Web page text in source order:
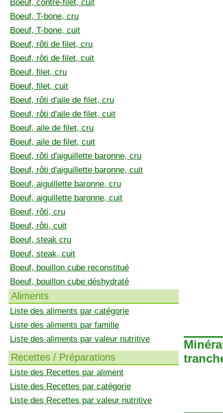
Boeuf, contre-filet, cuit
Boeuf, T-bone, cru
Boeuf, T-bone, cuit
Boeuf, rôti de filet, cru
Boeuf, rôti de filet, cuit
Boeuf, filet, cru
Boeuf, filet, cuit
Boeuf, rôti d'aile de filet, cru
Boeuf, rôti d'aile de filet, cuit
Boeuf, aile de filet, cru
Boeuf, aile de filet, cuit
Boeuf, rôti d'aiguillette baronne, cru
Boeuf, rôti d'aiguillette baronne, cuit
Boeuf, aiguillette baronne, cru
Boeuf, aiguillette baronne, cuit
Boeuf, rôti, cru
Boeuf, rôti, cuit
Boeuf, steak cru
Boeuf, steak, cuit
Boeuf, bouillon cube reconstitué
Boeuf, bouillon cube déshydraté
Aliments
Liste des aliments par catégorie
Liste des aliments par famille
Liste des aliments par valeur nutritive
Recettes / Préparations
Liste des Recettes par aliment
Liste des Recettes par catégorie
Liste des Recettes par valeur nutritive